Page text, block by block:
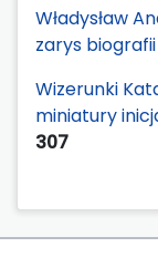
Władysław
zarys biografii
Wizerunki
miniatury
307